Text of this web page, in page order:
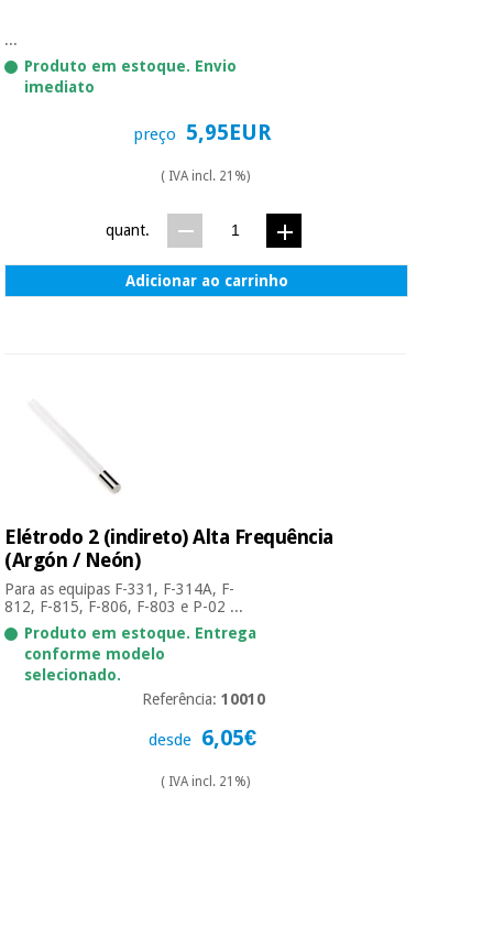
...
Produto em estoque. Envio
imediato
preço 5,95EUR
( IVA incl. 21%)
quant.
Adicionar ao carrinho
Elétrodo 2 (indireto) Alta Frequência
(Argón / Neón)
Para as equipas F-331, F-314A, F-
812, F-815, F-806, F-803 e P-02 ...
Produto em estoque. Entrega
conforme modelo
selecionado.
Referência:10010
desde 6,05€
( IVA incl. 21%)